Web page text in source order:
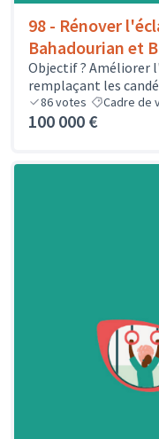
98 - Rénover
Bahadourian et
Objectif ? Améliorer
remplaçant les
86votes Cadre de
100 000 €